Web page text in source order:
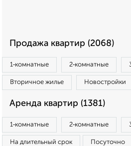
Продажа квартир (2068)
1‑комнатные 2‑комнатные
Вторичное жилье Новостройки
Аренда квартир (1381)
1‑комнатные 2‑комнатные
На длительный срок Посуточно